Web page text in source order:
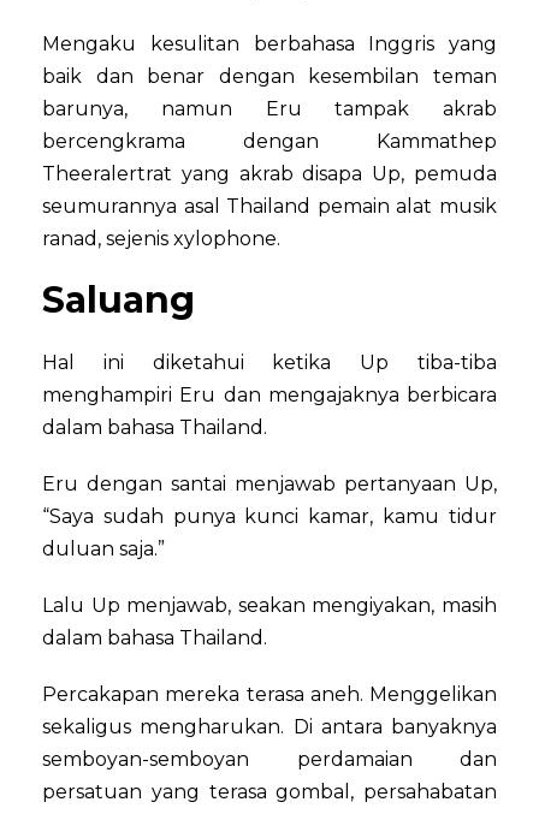
Mengaku kesulitan berbahasa Inggris yang
baik dan benar dengan kesembilan teman
barunya, namun Eru tampak akrab
bercengkrama dengan Kammathep
Theeralertrat yang akrab disapa Up, pemuda
seumurannya asal Thailand pemain alat musik
ranad, sejenis xylophone.
Saluang
Hal ini diketahui ketika Up tiba-tiba
menghampiri Eru dan mengajaknya berbicara
dalam bahasa Thailand.
Eru dengan santai menjawab pertanyaan Up,
“Saya sudah punya kunci kamar, kamu tidur
duluan saja.”
Lalu Up menjawab, seakan mengiyakan, masih
dalam bahasa Thailand.
Percakapan mereka terasa aneh. Menggelikan
sekaligus mengharukan. Di antara banyaknya
semboyan-semboyan perdamaian dan
persatuan yang terasa gombal, persahabatan